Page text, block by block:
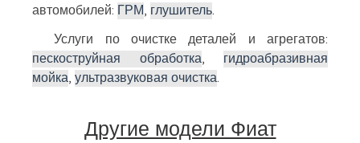
автомобилей: ГРМ, глушитель.
Услуги по очистке деталей и агрегатов:
пескоструйная обработка, гидроабразивная
мойка, ультразвуковая очистка.
Другие модели Фиат